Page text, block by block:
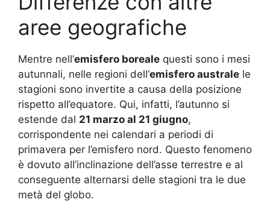
aree geografiche
Mentre nell’emisfero boreale questi sono i mesi
autunnali, nelle regioni dell’emisfero australe le
stagioni sono invertite a causa della posizione
rispetto all’equatore. Qui, infatti, l’autunno si
estende dal 21 marzo al 21 giugno,
corrispondente nei calendari a periodi di
primavera per l’emisfero nord. Questo fenomeno
è dovuto all’inclinazione dell’asse terrestre e al
conseguente alternarsi delle stagioni tra le due
metà del globo.